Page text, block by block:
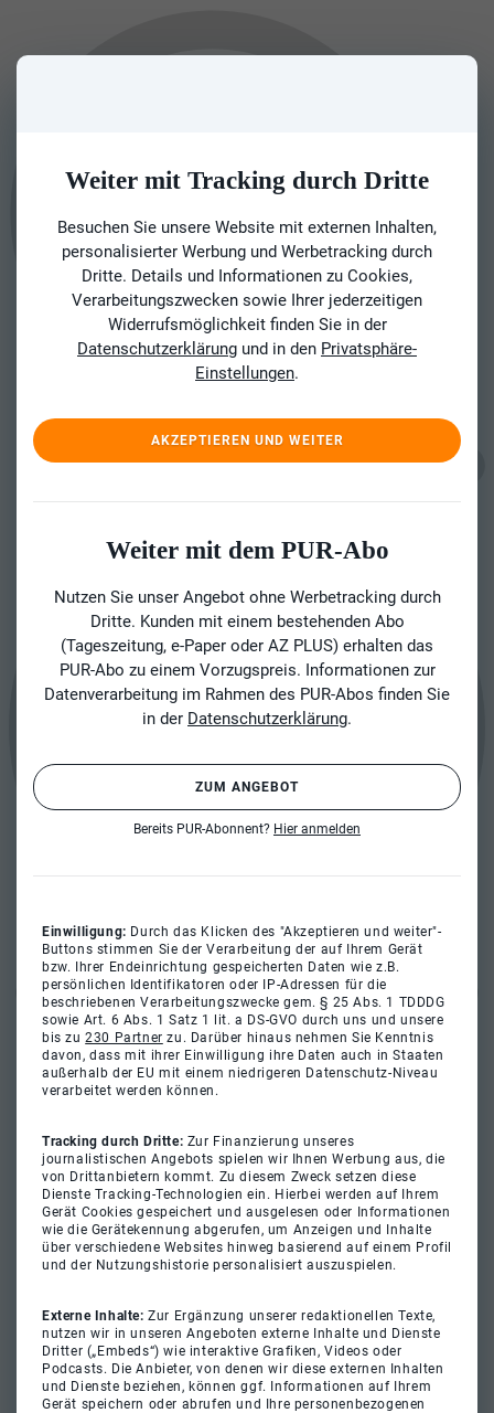
Weiter mit Tracking durch Dritte
Besuchen Sie unsere Website mit externen Inhalten,
personalisierter Werbung und Werbetracking durch
Dritte. Details und Informationen zu Cookies,
Verarbeitungszwecken sowie Ihrer jederzeitigen
Widerrufsmöglichkeit finden Sie in der
Datenschutzerklärung und in den Privatsphäre-
Einstellungen.
AKZEPTIEREN UND WEITER
Weiter mit dem PUR-Abo
Nutzen Sie unser Angebot ohne Werbetracking durch
Dritte. Kunden mit einem bestehenden Abo
(Tageszeitung, e-Paper oder AZ PLUS) erhalten das
PUR-Abo zu einem Vorzugspreis. Informationen zur
Datenverarbeitung im Rahmen des PUR-Abos finden Sie
in der Datenschutzerklärung.
ZUM ANGEBOT
Bereits PUR-Abonnent? Hier anmelden
Einwilligung: Durch das Klicken des "Akzeptieren und weiter"-
Buttons stimmen Sie der Verarbeitung der auf Ihrem Gerät
bzw. Ihrer Endeinrichtung gespeicherten Daten wie z.B.
persönlichen Identifikatoren oder IP-Adressen für die
beschriebenen Verarbeitungszwecke gem. § 25 Abs. 1 TDDDG
sowie Art. 6 Abs. 1 Satz 1 lit. a DS-GVO durch uns und unsere
bis zu230 Partner zu. Darüber hinaus nehmen Sie Kenntnis
davon, dass mit ihrer Einwilligung ihre Daten auch in Staaten
außerhalb der EU mit einem niedrigeren Datenschutz-Niveau
verarbeitet werden können.
Tracking durch Dritte: Zur Finanzierung unseres
journalistischen Angebots spielen wir Ihnen Werbung aus, die
von Drittanbietern kommt. Zu diesem Zweck setzen diese
Dienste Tracking-Technologien ein. Hierbei werden auf Ihrem
Gerät Cookies gespeichert und ausgelesen oder Informationen
wie die Gerätekennung abgerufen, um Anzeigen und Inhalte
über verschiedene Websites hinweg basierend auf einem Profil
und der Nutzungshistorie personalisiert auszuspielen.
Externe Inhalte:Zur Ergänzung unserer redaktionellen Texte,
nutzen wir in unseren Angeboten externe Inhalte und Dienste
Dritter („Embeds“) wie interaktive Grafiken, Videos oder
Podcasts. Die Anbieter, von denen wir diese externen Inhalten
und Dienste beziehen, können ggf. Informationen auf Ihrem
Gerät speichern oder abrufen und Ihre personenbezogenen